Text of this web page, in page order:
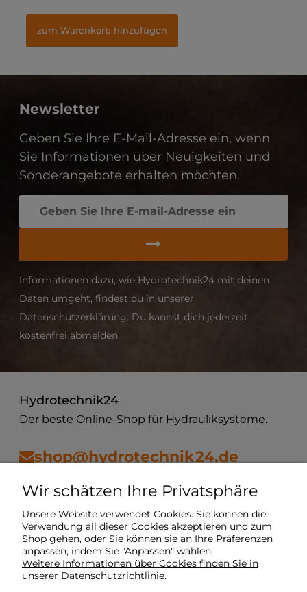
zum Warenkorb hinzufügen
zum Warenkorb hinzufügen
Newsletter
Geben Sie Ihre E-Mail-Adresse ein, wenn
Sie Informationen über Neuigkeiten und
Sonderangebote erhalten möchten.
Informationen dazu, wie Hydrotechnik24 mit deinen
Daten umgeht, findest du in unserer
Datenschutzerklärung. Du kannst dich jederzeit
kostenfrei abmelden.
Hydrotechnik24
Der beste Online-Shop für Hydrauliksysteme.
shop@hydrotechnik24.de
Vorschriften
Mein Konto
Wir schätzen Ihre Privatsphäre
Unsere Website verwendet Cookies. Sie können die
Verwendung all dieser Cookies akzeptieren und zum
Shop gehen, oder Sie können sie an Ihre Präferenzen
anpassen, indem Sie "Anpassen" wählen.
Weitere Informationen über Cookies finden Sie in
unserer Datenschutzrichtlinie.